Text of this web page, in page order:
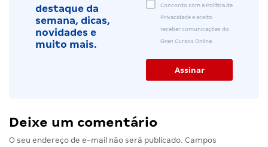
destaque da
semana, dicas,
novidades e
muito mais.
Concordo com a Política de
Privacidade e aceito
receber comunicações do
Gran Cursos Online.
Deixe um comentário
O seu endereço de e-mail não será publicado. Campos